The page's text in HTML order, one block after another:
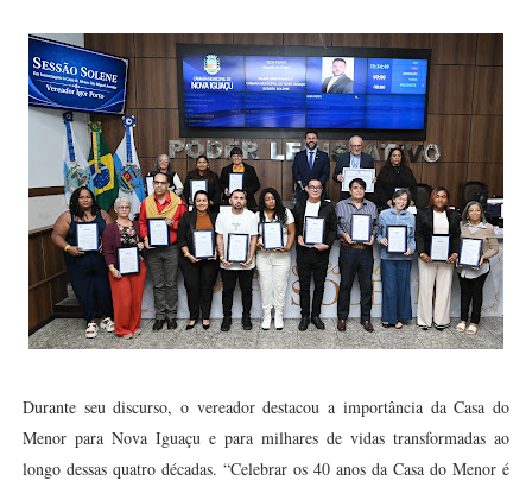
Durante seu discurso, o vereador destacou a importância da Casa do
Menor para Nova Iguaçu e para milhares de vidas transformadas ao
longo dessas quatro décadas. “Celebrar os 40 anos da Casa do Menor é